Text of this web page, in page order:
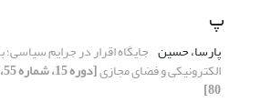
پ
پارسا، حسین جایگاه اقرار در جرایم سیاسی؛
الکترونیکی و فضای مجازی
80]